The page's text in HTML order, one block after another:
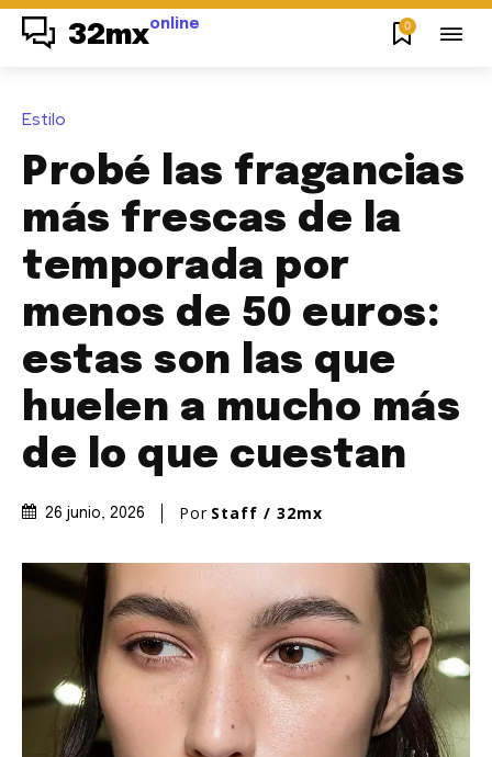
32mxonline 0
Estilo
Probé las fragancias
más frescas de la
temporada por
menos de 50 euros:
estas son las que
huelen a mucho más
de lo que cuestan
26 junio, 2026 Por Staff / 32mx